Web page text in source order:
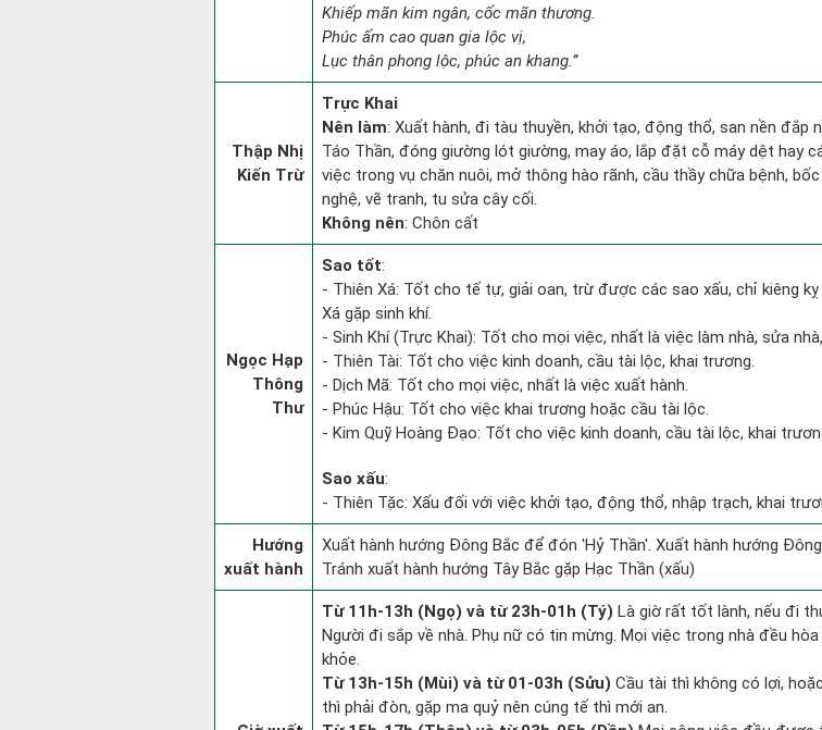
Khiếp mãn kim ngân, cốc mãn thương.
Phúc ấm cao quan gia lộc vị,
Lục thân phong lộc, phúc an khang.”
Thập Nhị
Kiến Trừ
Trực Khai
Nên làm: Xuất hành, đi tàu thuyền, khởi tạo, động thổ, san nền đắp
Táo Thần, đóng giường lót giường, may áo, lắp đặt cỗ máy dệt hay
việc trong vụ chăn nuôi, mở thông hào rãnh, cầu thầy chữa bệnh,
nghệ, vẽ tranh, tu sửa cây cối.
Không nên: Chôn cất
Ngọc Hạp
Thông
Thư
Sao tốt:
- Thiên Xá: Tốt cho tế tự, giải oan, trừ được các sao xấu, chỉ kiêng
Xá gặp sinh khí.
- Sinh Khí (Trực Khai): Tốt cho mọi việc, nhất là việc làm nhà, sửa
- Thiên Tài: Tốt cho việc kinh doanh, cầu tài lộc, khai trương.
- Dịch Mã: Tốt cho mọi việc, nhất là việc xuất hành.
- Phúc Hậu: Tốt cho việc khai trương hoặc cầu tài lộc.
- Kim Quỹ Hoàng Đạo: Tốt cho việc kinh doanh, cầu tài lộc, khai
Sao xấu:
- Thiên Tặc: Xấu đối với việc khởi tạo, động thổ, nhập trạch, khai
Hướng
xuất hành
Xuất hành hướng Đông Bắc để đón 'Hỷ Thần'. Xuất hành hướng
Tránh xuất hành hướng Tây Bắc gặp Hạc Thần (xấu)
Từ 11h-13h (Ngọ) và từ 23h-01h (Tý) Là giờ rất tốt lành, nếu đi
Người đi sắp về nhà. Phụ nữ có tin mừng. Mọi việc trong nhà đều
khỏe.
Từ 13h-15h (Mùi) và từ 01-03h (Sửu) Cầu tài thì không có lợi,
thì phải đòn, gặp ma quỷ nên cúng tế thì mới an.